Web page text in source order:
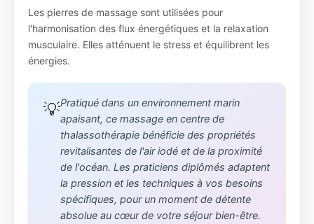
Les pierres de massage sont utilisées pour
l'harmonisation des flux énergétiques et la relaxation
musculaire. Elles atténuent le stress et équilibrent les
énergies.
💡Pratiqué dans un environnement marin
apaisant, ce massage en centre de
thalassothérapie bénéficie des propriétés
revitalisantes de l'air iodé et de la proximité
de l'océan. Les praticiens diplômés adaptent
la pression et les techniques à vos besoins
spécifiques, pour un moment de détente
absolue au cœur de votre séjour bien-être.